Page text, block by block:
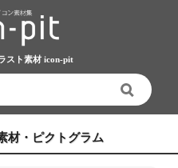
スト素材 icon-pit
材・ピクトグラム